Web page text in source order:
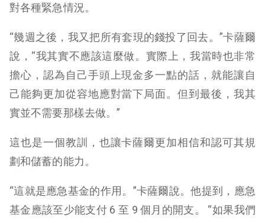
對各種緊急情況。
“幾週之後，我又把所有套現的錢投了回去。”卡薩爾
說，“我其實不應該這麼做。實際上，我當時也非常
擔心，認為自己手頭上現金多一點的話，就能讓自
己能夠更加從容地應對當下局面。但到最後，我其
實並不需要那樣去做。”
這也是一個教訓，也讓卡薩爾更加相信和認可其規
劃和儲蓄的能力。
“這就是應急基金的作用。”卡薩爾說。他提到，應急
基金應該至少能支付 6 至 9 個月的開支。 “如果我們